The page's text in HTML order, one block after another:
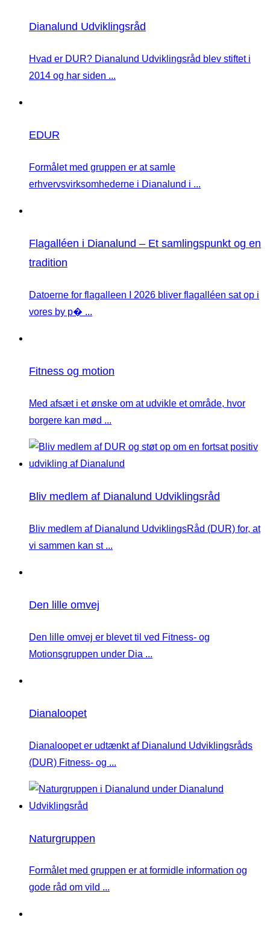
Dianalund Udviklingsråd
Hvad er DUR? Dianalund Udviklingsråd blev stiftet i
2014 og har siden ...
EDUR
Formålet med gruppen er at samle
erhvervsvirksomhederne i Dianalund i ...
Flagalléen i Dianalund – Et samlingspunkt og en
tradition
Datoerne for flagalleen I 2026 bliver flagalléen sat op i
vores by p� ...
Fitness og motion
Med afsæt i et ønske om at udvikle et område, hvor
borgere kan mød ...
Bliv medlem af Dianalund Udviklingsråd
Bliv medlem af Dianalund UdviklingsRåd (DUR) for, at
vi sammen kan st ...
Den lille omvej
Den lille omvej er blevet til ved Fitness- og
Motionsgruppen under Dia ...
Dianaloopet
Dianaloopet er udtænkt af Dianalund Udviklingsråds
(DUR) Fitness- og ...
Naturgruppen
Formålet med gruppen er at formidle information og
gode råd om vild ...